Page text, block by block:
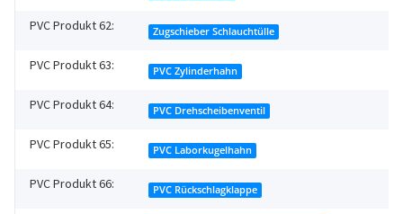
PVC Produkt 62: Zugschieber Schlauchtülle
PVC Produkt 63: PVC Zylinderhahn
PVC Produkt 64: PVC Drehscheibenventil
PVC Produkt 65: PVC Laborkugelhahn
PVC Produkt 66: PVC Rückschlagklappe